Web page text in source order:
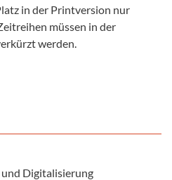
in der Printversion nur
müssen in der
werden.
Digitalisierung